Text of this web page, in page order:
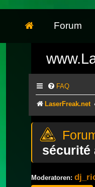
Forum
FAQ
LaserFreak.net
sécurité
Moderatoren: